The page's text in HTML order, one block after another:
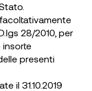
28/2010, per
insorte
presenti
il 31.10.2019